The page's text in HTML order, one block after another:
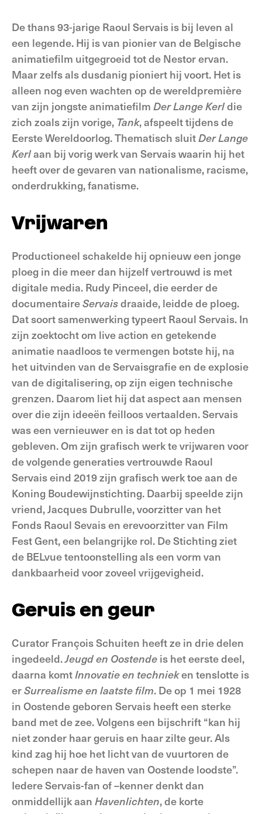
De thans 93-jarige Raoul Servais is bij leven al
een legende. Hij is van pionier van de Belgische
animatiefilm uitgegroeid tot de Nestor ervan.
Maar zelfs als dusdanig pioniert hij voort. Het is
alleen nog even wachten op de wereldpremière
van zijn jongste animatiefilm Der Lange Kerldie
zich zoals zijn vorige, Tank, afspeelt tijdens de
Eerste Wereldoorlog. Thematisch sluitDer Lange
Kerlaan bij vorig werk van Servais waarin hij het
heeft over de gevaren van nationalisme, racisme,
onderdrukking, fanatisme.
Vrijwaren
Productioneel schakelde hij opnieuw een jonge
ploeg in die meer dan hijzelf vertrouwd is met
digitale media. Rudy Pinceel, die eerder de
documentaireServaisdraaide, leidde de ploeg.
Dat soort samenwerking typeert Raoul Servais. In
zijn zoektocht om live action en getekende
animatie naadloos te vermengen botste hij, na
het uitvinden van de Servaisgrafie en de explosie
van de digitalisering, op zijn eigen technische
grenzen. Daarom liet hij dat aspect aan mensen
over die zijn ideeën feilloos vertaalden. Servais
was een vernieuwer en is dat tot op heden
gebleven. Om zijn grafisch werk te vrijwaren voor
de volgende generaties vertrouwde Raoul
Servais eind 2019 zijn grafisch werk toe aan de
Koning Boudewijnstichting. Daarbij speelde zijn
vriend, Jacques Dubrulle, voorzitter van het
Fonds Raoul Sevais en erevoorzitter van Film
Fest Gent, een belangrijke rol. De Stichting ziet
de BELvue tentoonstelling als een vorm van
dankbaarheid voor zoveel vrijgevigheid.
Geruis en geur
Curator François Schuiten heeft ze in drie delen
ingedeeld.Jeugd en Oostende is het eerste deel,
daarna komtInnovatie en technieken tenslotte is
erSurrealisme en laatste film. De op 1 mei 1928
in Oostende geboren Servais heeft een sterke
band met de zee. Volgens een bijschrift “kan hij
niet zonder haar geruis en haar zilte geur. Als
kind zag hij hoe het licht van de vuurtoren de
schepen naar de haven van Oostende loodste”.
Iedere Servais-fan of –kenner denkt dan
onmiddellijk aan Havenlichten, de korte